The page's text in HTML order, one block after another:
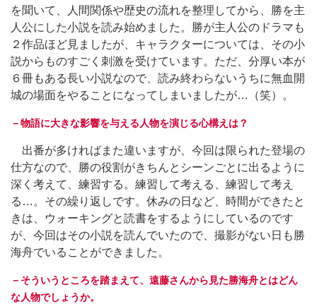
を聞いて、人間関係や歴史の流れを整理してから、勝を主
人公にした小説を読み始めました。勝が主人公のドラマも
２作品ほど見ましたが、キャラクターについては、その小
説からものすごく刺激を受けています。ただ、分厚い本が
６冊もある長い小説なので、読み終わらないうちに無血開
城の場面をやることになってしまいましたが…（笑）。
－物語に大きな影響を与える人物を演じる心構えは？
出番が多ければまた違いますが、今回は限られた登場の
仕方なので、勝の役割がきちんとシーンごとに出るように
深く考えて、練習する。練習して考える、練習して考え
る…。その繰り返しです。休みの日など、時間ができたと
きは、ウォーキングと読書をするようにしているのです
が、今回はその小説を読んでいたので、撮影がない日も勝
海舟でいることができました。
－そういうところを踏まえて、遠藤さんから見た勝海舟とはどん
な人物でしょうか。